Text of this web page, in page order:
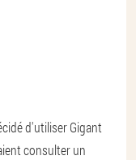
d'utiliser Gigant
consulter un